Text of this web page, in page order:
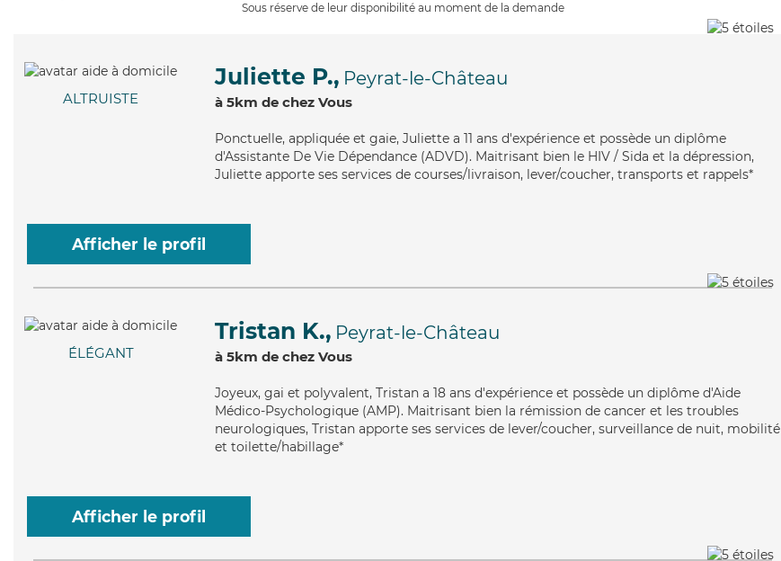
Sous réserve de leur disponibilité au moment de la demande
ALTRUISTE
Juliette P., Peyrat-le-Château
à 5km de chez Vous
Ponctuelle, appliquée et gaie, Juliette a 11 ans d'expérience et possède un diplôme
d'Assistante De Vie Dépendance (ADVD). Maitrisant bien le HIV / Sida et la dépression,
Juliette apporte ses services de courses/livraison, lever/coucher, transports et rappels*
Afficher le profil
ÉLÉGANT
Tristan K., Peyrat-le-Château
à 5km de chez Vous
Joyeux, gai et polyvalent, Tristan a 18 ans d'expérience et possède un diplôme d'Aide
Médico-Psychologique (AMP). Maitrisant bien la rémission de cancer et les troubles
neurologiques, Tristan apporte ses services de lever/coucher, surveillance de nuit, mobilité
et toilette/habillage*
Afficher le profil